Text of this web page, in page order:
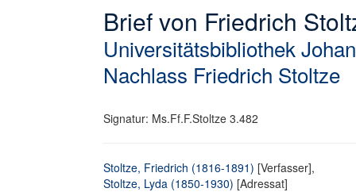
Brief von Friedrich
Universitätsbibliothek
Nachlass Friedrich Stoltze
Signatur: Ms.Ff.F.Stoltze 3.482
Stoltze, Friedrich (1816-1891) [Verfasser],
Stoltze, Lyda (1850-1930) [Adressat]